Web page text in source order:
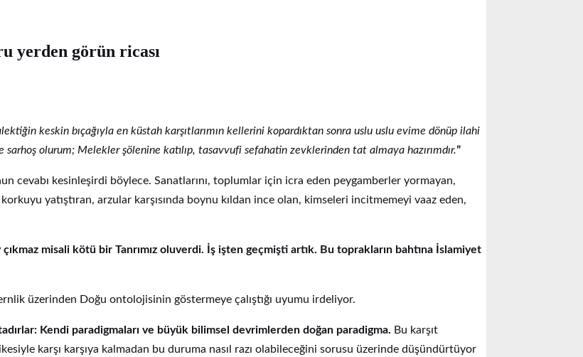
yerden görün ricası
keskin bıçağıyla en küstah karşıtlarımın kellerini kopardıktan sonra uslu uslu evime dönüp ilahi
sarhoş olurum; Melekler şölenine katılıp, tasavvufi sefahatin zevklerinden tat almaya hazırımdır.”
cevabı kesinleşirdi böylece. Sanatlarını, toplumlar için icra eden peygamberler yormayan,
yatıştıran, arzular karşısında boynu kıldan ince olan, kimseleri incitmemeyi vaaz eden,
çıkmaz misali kötü bir Tanrımız oluverdi. İş işten geçmişti artık. Bu toprakların bahtına İslamiyet
üzerinden Doğu ontolojisinin göstermeye çalıştığı uyumu irdeliyor.
Kendi paradigmaları ve büyük bilimsel devrimlerden doğan paradigma. Bu karşıt
karşı karşıya kalmadan bu duruma nasıl razı olabileceğini sorusu üzerinde düşündürtüyor